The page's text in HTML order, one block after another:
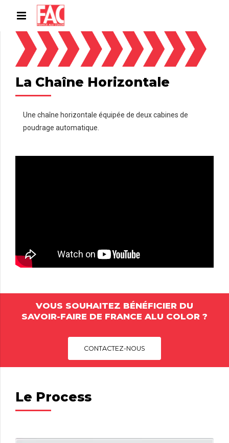
La Chaîne Horizontale
Une chaîne horizontale équipée de deux cabines de
poudrage automatique.
VOUS SOUHAITEZ BÉNÉFICIER DU
SAVOIR-FAIRE DE FRANCE ALU COLOR ?
CONTACTEZ-NOUS
Le Process